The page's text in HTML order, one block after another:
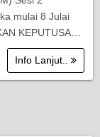
mulai 8 Julai
KEPUTUSA…
Info Lanjut..